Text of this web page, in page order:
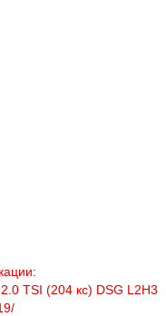
TSI (204 кс) DSG L2H3